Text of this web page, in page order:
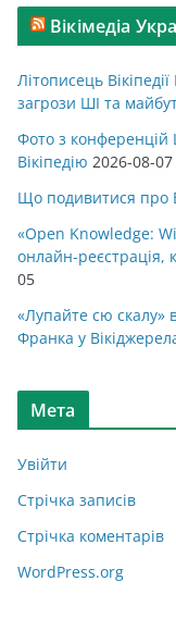
Вікімедіа
Літописець
загрози ШІ та
Фото з конференцій
Вікіпедію 2026-08-07
Що подивитися про
«Open Knowledge:
онлайн-реєстрація,
05
«Лупайте сю скалу»
Франка у
Мета
Увійти
Стрічка записів
Стрічка коментарів
WordPress.org